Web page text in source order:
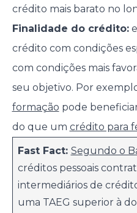
crédito mais barato no
Finalidade do crédito:
crédito com condições
com condições mais
seu objetivo. Por
formação pode
do que um crédito para
Fast Fact: Segundo o
créditos pessoais
intermediários de
uma TAEG superior à